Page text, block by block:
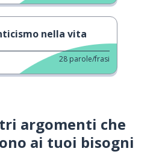
nella vita
28 parole/frasi
argomenti che
ai tuoi bisogni